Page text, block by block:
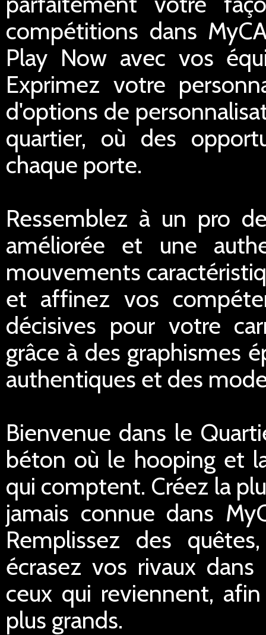
compétitions dans
Play Now avec vos
Exprimez votre
d'options de
quartier, où des
chaque porte.
Ressemblez à un pro
améliorée et une
mouvements
et affinez vos
décisives pour votre
grâce à des graphismes
authentiques et des
Bienvenue dans le
béton où le hooping et
qui comptent. Créez la
jamais connue dans
Remplissez des
écrasez vos rivaux
ceux qui reviennent,
plus grands.